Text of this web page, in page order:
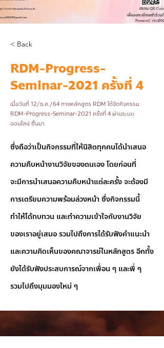
< Back
RDM-Progress-
Seminar-2021 ครั้งที่ 4
เมื่อวันที่ 12/ธ.ค./64 ทางหลักสูตร RDM ได้จัดกิจกรรม
RDM-Progress-Seminar-2021 ครั้งที่ 4 ผ่านระบบ
ออนไลน์ ขึ้นมา
ซึ่งถือว่าเป็นกิจกรรมที่ให้นิสิตทุกคนได้นำเสนอ
ความคืบหน้างานวิจัยของตนเอง โดยก่อนที่
จะมีการนำเสนอความคืบหน้าแต่ละครั้ง จะต้องมี
การเตรียมความพร้อมล่วงหน้า ซึ่งกิจกรรมนี้
ทำให้ได้ทบทวน และทำความเข้าใจกับงานวิจัย
ของเราอยู่เสมอ รวมไปถึงการได้รับฟังคำแนะนำ
และความคิดเห็นของคณาจารย์ในหลักสูตร อีกทั้ง
ยังได้รับฟังประสบการณ์จากเพื่อน ๆ และพี่ ๆ
รวมไปถึงมุมมองใหม่ ๆ